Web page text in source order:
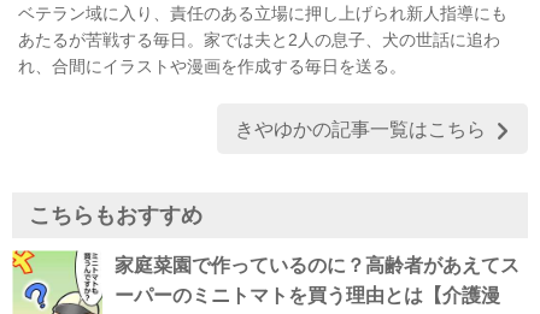
ベテラン域に入り、責任のある立場に押し上げられ新人指導にも
あたるが苦戦する毎日。家では夫と2人の息子、犬の世話に追わ
れ、合間にイラストや漫画を作成する毎日を送る。
きやゆかの記事一覧はこちら
こちらもおすすめ
家庭菜園で作っているのに？高齢者があえてス
ーパーのミニトマトを買う理由とは【介護漫